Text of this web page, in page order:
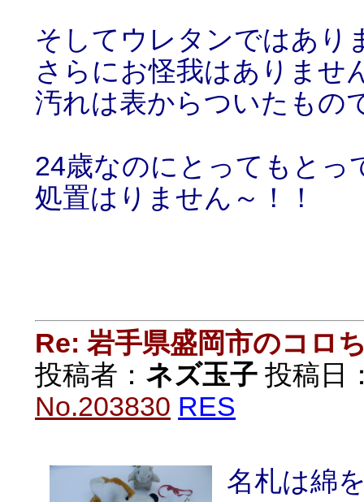
そしてウレタンではあり
さらにお怪我はありませ
汚れは表からついたもの
24歳なのにとってもとっ
処置はりません～！！
Re: 岩手県盛岡市のコロ
投稿者： ネズ玉子 投稿日
No.203830 RES
名札は綿